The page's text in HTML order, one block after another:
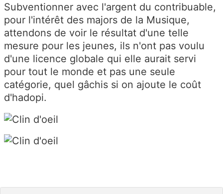
Subventionner avec l'argent du contribuable,
pour l'intérêt des majors de la Musique,
attendons de voir le résultat d'une telle
mesure pour les jeunes, ils n'ont pas voulu
d'une licence globale qui elle aurait servi
pour tout le monde et pas une seule
catégorie, quel gâchis si on ajoute le coût
d'hadopi.